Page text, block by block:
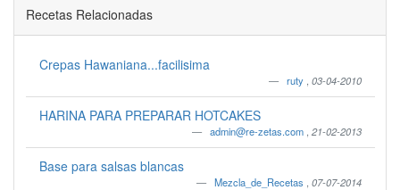
Recetas Relacionadas
Crepas Hawaniana...facilisima
ruty 03-04-2010
HARINA PARA PREPARAR HOTCAKES
admin@re-zetas.com 21-02-2013
Base para salsas blancas
Mezcla_de_Recetas 07-07-2014